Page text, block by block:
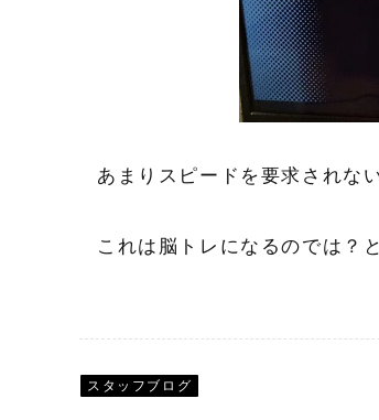
あまりスピードを要求されな
これは脳トレになるのでは？
スタッフブログ